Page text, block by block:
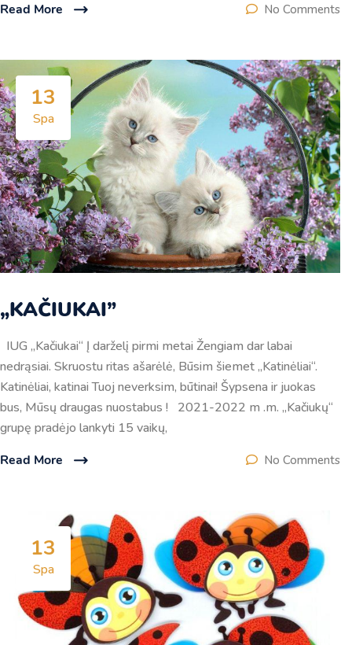
Read More
No Comments
13
Spa
„KAČIUKAI”
IUG „Kačiukai“ Į darželį pirmi metai Žengiam dar labai
nedrąsiai. Skruostu ritas ašarėlė, Būsim šiemet ,,Katinėliai“.
Katinėliai, katinai Tuoj neverksim, būtinai! Šypsena ir juokas
bus, Mūsų draugas nuostabus ! 2021-2022 m .m. ,,Kačiukų“
grupę pradėjo lankyti 15 vaikų,
Read More
No Comments
13
Spa